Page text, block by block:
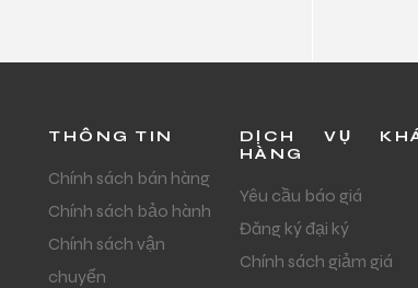
THÔNG TIN
Chính sách bán hàng
Chính sách bảo hành
Chính sách vận
chuyển
DỊCH VỤ
HÀNG
Yêu cầu báo giá
Đăng ký đại ký
Chính sách giảm giá